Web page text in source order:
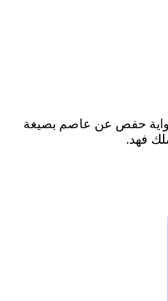
المصحف برواية حفص عن عاصم بصيغة